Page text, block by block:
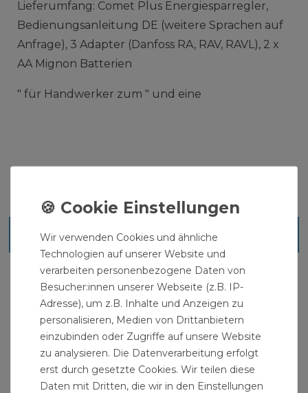
Lieferumfang: Comet Plus Energiesparregler,
Bedienungsanleitung DE (weitere Sprachen auf
Anfrage), 3 Adapter (Danfoss RA, RAV, RAVL), 2 x
AA Mignon Batterien
" für Handwerker zum " und eine
Ähnliche Artikel
Wir verwenden Cookies und ähnliche
Technologien auf unserer Website und
verarbeiten personenbezogene Daten von
Besucher:innen unserer Webseite (z.B. IP-
Adresse), um z.B. Inhalte und Anzeigen zu
personalisieren, Medien von Drittanbietern
einzubinden oder Zugriffe auf unsere Website
zu analysieren. Die Datenverarbeitung erfolgt
erst durch gesetzte Cookies. Wir teilen diese
Daten mit Dritten, die wir in den Einstellungen